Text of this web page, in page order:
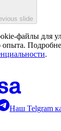
slide
файлы для
опыта.
.
Наш Telgram